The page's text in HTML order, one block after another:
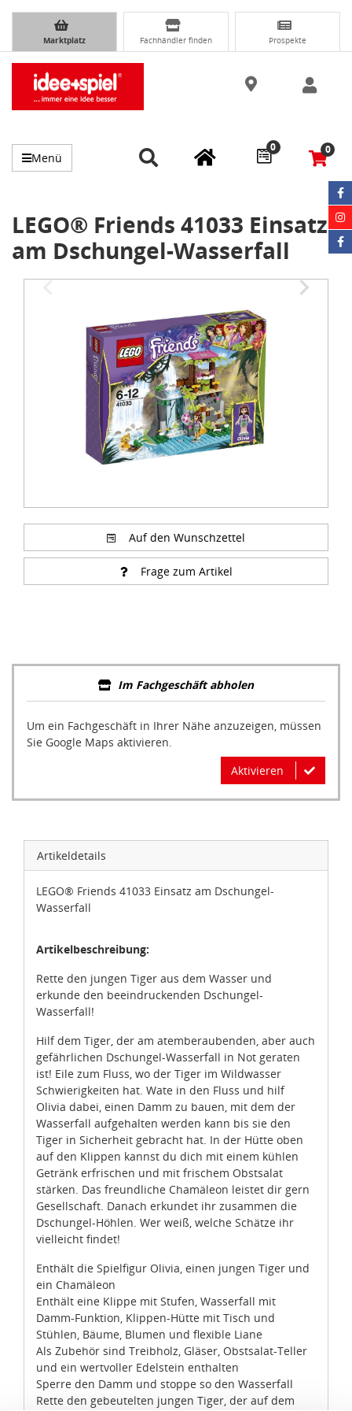
Marktplatz Fachhändler finden Prospekte
Menü
0 0
LEGO® Friends 41033 Einsatz
am Dschungel-Wasserfall
Auf den Wunschzettel
Frage zum Artikel
Im Fachgeschäft abholen
Um ein Fachgeschäft in Ihrer Nähe anzuzeigen, müssen
Sie Google Maps aktivieren.
Aktivieren
Artikeldetails
LEGO® Friends 41033 Einsatz am Dschungel-
Wasserfall
Artikelbeschreibung:
Rette den jungen Tiger aus dem Wasser und
erkunde den beeindruckenden Dschungel-
Wasserfall!
Hilf dem Tiger, der am atemberaubenden, aber auch
gefährlichen Dschungel-Wasserfall in Not geraten
ist! Eile zum Fluss, wo der Tiger im Wildwasser
Schwierigkeiten hat. Wate in den Fluss und hilf
Olivia dabei, einen Damm zu bauen, mit dem der
Wasserfall aufgehalten werden kann bis sie den
Tiger in Sicherheit gebracht hat. In der Hütte oben
auf den Klippen kannst du dich mit einem kühlen
Getränk erfrischen und mit frischem Obstsalat
stärken. Das freundliche Chamäleon leistet dir gern
Gesellschaft. Danach erkundet ihr zusammen die
Dschungel-Höhlen. Wer weiß, welche Schätze ihr
vielleicht findet!
Enthält die Spielfigur Olivia, einen jungen Tiger und
ein Chamäleon
Enthält eine Klippe mit Stufen, Wasserfall mit
Damm-Funktion, Klippen-Hütte mit Tisch und
Stühlen, Bäume, Blumen und flexible Liane
Als Zubehör sind Treibholz, Gläser, Obstsalat-Teller
und ein wertvoller Edelstein enthalten
Sperre den Damm und stoppe so den Wasserfall
Rette den gebeutelten jungen Tiger, der auf dem